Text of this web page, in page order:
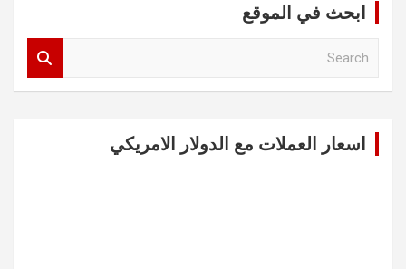
ابحث في الموقع
اسعار العملات مع الدولار الامريكي